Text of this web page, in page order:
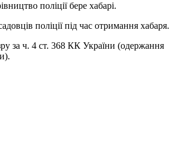
поліції бере хабарі.
поліції під час отримання хабаря.
за ч. 4 ст. 368 КК України (одержання